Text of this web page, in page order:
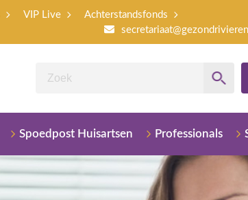
VIP Live
Achterstandsfonds
Spoedpost Huisartsen Professionals